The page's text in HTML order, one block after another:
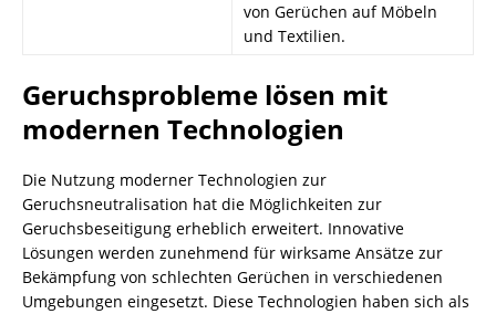
von Gerüchen auf Möbeln
und Textilien.
Geruchsprobleme lösen mit
modernen Technologien
Die Nutzung moderner Technologien zur
Geruchsneutralisation hat die Möglichkeiten zur
Geruchsbeseitigung erheblich erweitert. Innovative
Lösungen werden zunehmend für wirksame Ansätze zur
Bekämpfung von schlechten Gerüchen in verschiedenen
Umgebungen eingesetzt. Diese Technologien haben sich als